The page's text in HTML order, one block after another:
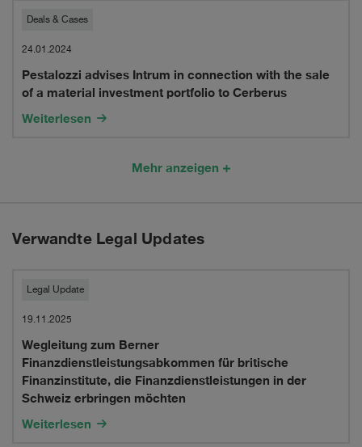
insurance
carrier
in
run-
Switzerland
into
XL
Insurance
Company
SE,
headquartered
sale
of
a
minority
stake
Pestalozzi
advises
Intrum
in
sale
a
material
investment
portfolio
to
Cerberus
Deals & Cases
24.01.2024
Pestalozzi advises Intrum in connection with the sale
of a material investment portfolio to Cerberus
Weiterlesen
Mehr anzeigen
Verwandte Legal Updates
Wegleitung
zum
Berner
für
Legal Update
19.11.2025
Wegleitung zum Berner
Finanzdienstleistungsabkommen für britische
Finanzinstitute, die Finanzdienstleistungen in der
Schweiz erbringen möchten
Weiterlesen